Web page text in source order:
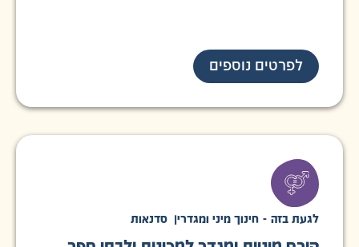
לפרטים נוספים
לגעת בזה - חינוך מיני ומגדרי סדנאות